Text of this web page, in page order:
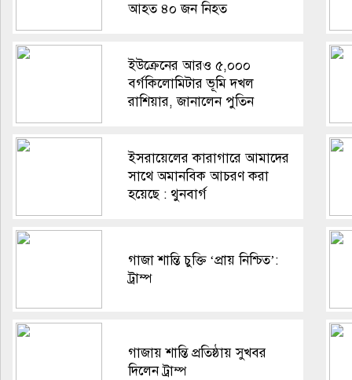
আহত ৪০ জন নিহত
ইউক্রেনের আরও ৫,০০০
বর্গকিলোমিটার ভূমি দখল
রাশিয়ার, জানালেন পুতিন
ইসরায়েলের কারাগারে আমাদের
সাথে অমানবিক আচরণ করা
হয়েছে : থুনবার্গ
গাজা শান্তি চুক্তি ‘প্রায় নিশ্চিত’:
ট্রাম্প
গাজায় শান্তি প্রতিষ্ঠায় সুখবর
দিলেন ট্রাম্প